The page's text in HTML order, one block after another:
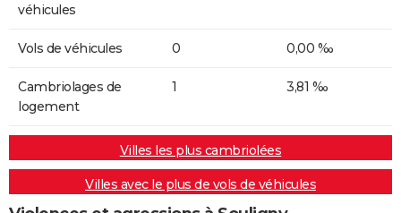
véhicules
Vols de véhicules 0 0,00 ‰
Cambriolages de
logement
1 3,81 ‰
Villes les plus cambriolées
Villes avec le plus de vols de véhicules